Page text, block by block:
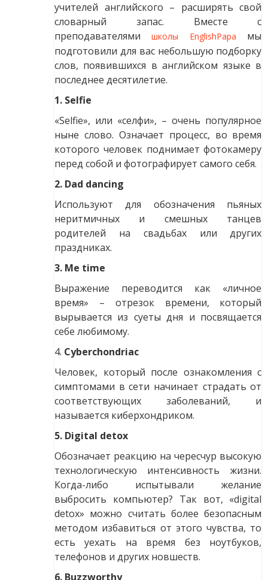
учителей английского – расширять свой
словарный запас. Вместе с
преподавателямишколы EnglishPapa
мы
подготовили для вас небольшую подборку
слов, появившихся в английском языке в
последнее десятилетие.
1. Selfie
«Selfie», или «селфи», – очень популярное
ныне слово. Означает процесс, во время
которого человек поднимает фотокамеру
перед собой и фотографирует самого себя.
2. Dad dancing
Используют для обозначения пьяных
неритмичных и смешных танцев
родителей на свадьбах или других
праздниках.
3. Me time
Выражение переводится как «личное
время» – отрезок времени, который
вырывается из суеты дня и посвящается
себе любимому.
4. Cyberchondriac
Человек, который после ознакомления с
симптомами в сети начинает страдать от
соответствующих заболеваний, и
называется киберхондриком.
5. Digital detox
Обозначает реакцию на чересчур высокую
технологическую интенсивность жизни.
Когда-либо испытывали желание
выбросить компьютер? Так вот, «digital
detox» можно считать более безопасным
методом избавиться от этого чувства, то
есть уехать на время без ноутбуков,
телефонов и других новшеств.
6. Buzzworthy